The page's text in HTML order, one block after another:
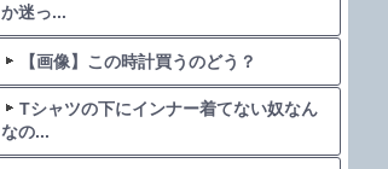
か迷っ...
【画像】この時計買うのどう？
Tシャツの下にインナー着てない奴なん
なの...